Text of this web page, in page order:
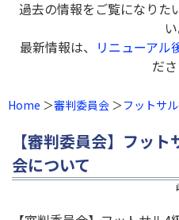
過去の情報をご覧になりた
い
最新情報は、 リニューアル
ださ
Home 審判委員会 フットサ
【審判委員会】フッ
会について